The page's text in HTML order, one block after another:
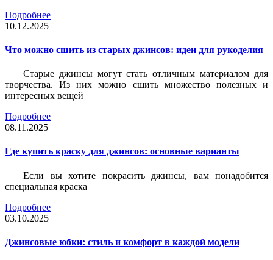
Подробнее
10.12.2025
Что можно сшить из старых джинсов: идеи для рукоделия
Старые джинсы могут стать отличным материалом для
творчества. Из них можно сшить множество полезных и
интересных вещей
Подробнее
08.11.2025
Где купить краску для джинсов: основные варианты
Если вы хотите покрасить джинсы, вам понадобится
специальная краска
Подробнее
03.10.2025
Джинсовые юбки: стиль и комфорт в каждой модели